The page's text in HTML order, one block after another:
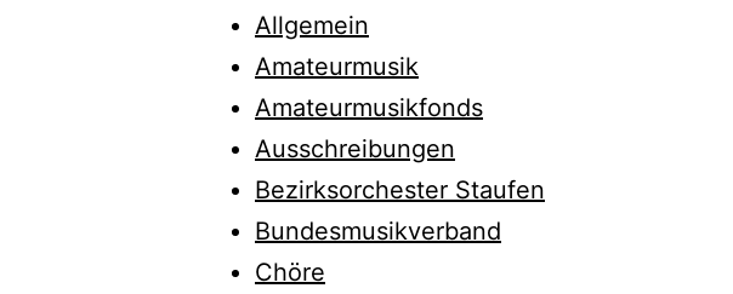
Allgemein
Amateurmusik
Amateurmusikfonds
Ausschreibungen
Bezirksorchester Staufen
Bundesmusikverband
Chöre